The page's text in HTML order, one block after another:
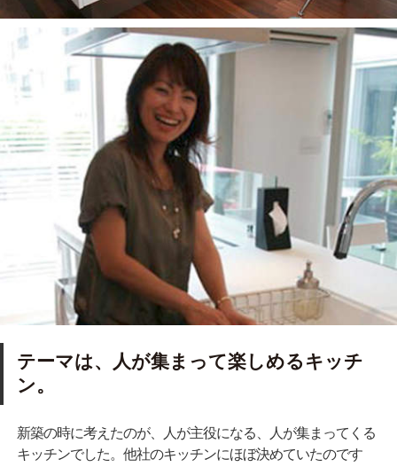
テーマは、人が集まって楽しめるキッチ
ン。
新築の時に考えたのが、人が主役になる、人が集まってくる
キッチンでした。他社のキッチンにほぼ決めていたのです